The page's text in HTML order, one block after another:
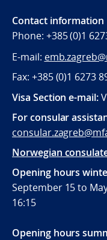
Contact information
Phone: +385 (0)1
E-mail:
Fax: +385 (0)1 6273
Visa Section e-mail:
For consular
Norwegian
Opening hours
September 15 to
16:15
Opening hours